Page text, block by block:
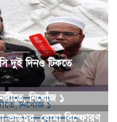
দুই দিনও টিকতে
নিখোঁজ ১
ভাঙচুর, বোমা বিস্ফোরণ